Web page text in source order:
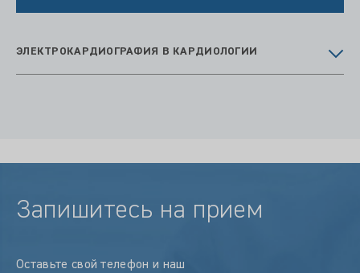
ЭЛЕКТРОКАРДИОГРАФИЯ В КАРДИОЛОГИИ
Запишитесь на прием
Оставьте свой телефон и наш